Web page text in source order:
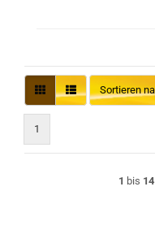
Sortieren
Sortieren
1
1 bis 14